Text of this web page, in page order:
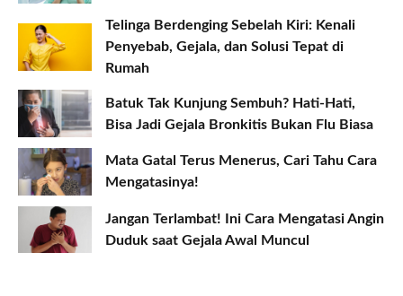
Telinga Berdenging Sebelah Kiri: Kenali
Penyebab, Gejala, dan Solusi Tepat di
Rumah
Batuk Tak Kunjung Sembuh? Hati-Hati,
Bisa Jadi Gejala Bronkitis Bukan Flu Biasa
Mata Gatal Terus Menerus, Cari Tahu Cara
Mengatasinya!
Jangan Terlambat! Ini Cara Mengatasi Angin
Duduk saat Gejala Awal Muncul